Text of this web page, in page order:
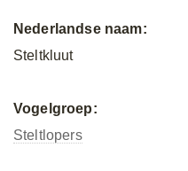
Nederlandse naam:
Steltkluut
Vogelgroep:
Steltlopers